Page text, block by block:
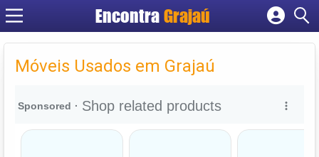
Encontra Grajaú
Cadastrar empresa
Criar conta
Móveis Usados em Grajaú